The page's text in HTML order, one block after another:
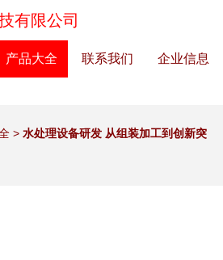
有限公司
产品大全 联系我们 企业信息
> 水处理设备研发 从组装加工到创新突